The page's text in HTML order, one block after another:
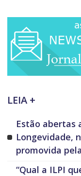
LEIA +
Estão abertas
Longevidade,
promovida
“Qual a ILPI